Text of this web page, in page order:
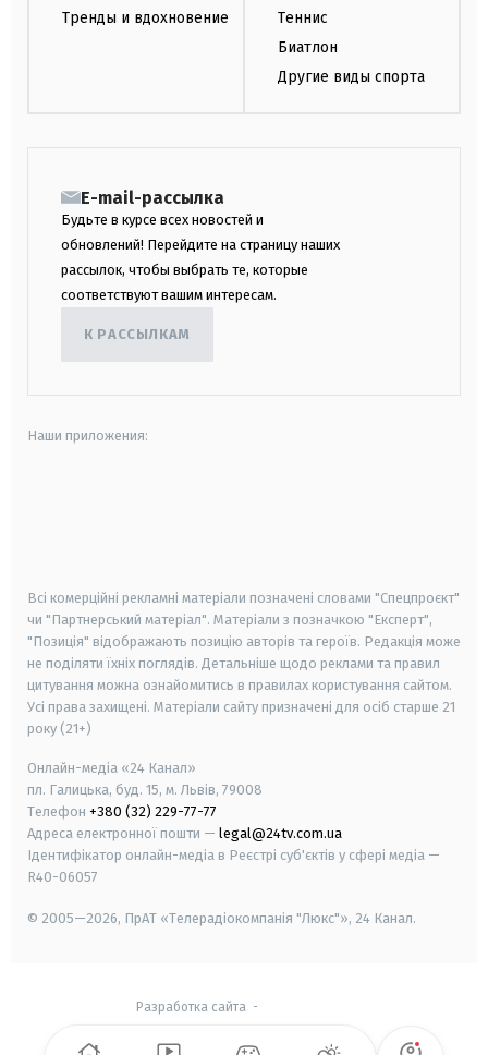
Тренды и вдохновение
Теннис
Биатлон
Другие виды спорта
E-mail-рассылка
Будьте в курсе всех новостей и
обновлений! Перейдите на страницу наших
рассылок, чтобы выбрать те, которые
соответствуют вашим интересам.
К РАССЫЛКАМ
Наши приложения:
Всі комерційні рекламні матеріали позначені словами "Спецпроєкт"
чи "Партнерський матеріал". Матеріали з позначкою "Експерт",
"Позиція" відображають позицію авторів та героїв. Редакція може
не поділяти їхніх поглядів. Детальніше щодо реклами та правил
цитування можна ознайомитись в правилах користування сайтом.
Усі права захищені. Матеріали сайту призначені для осіб старше 21
року (21+)
Онлайн-медіа «24 Канал»
пл. Галицька, буд. 15, м. Львів, 79008
Телефон +380 (32) 229-77-77
Адреса електронної пошти — legal@24tv.com.ua
Ідентифікатор онлайн-медіа в Реєстрі суб'єктів у сфері медіа —
R40-06057
© 2005—2026, ПрАТ «Телерадіокомпанія "Люкс"», 24 Канал.
Разработка сайта -